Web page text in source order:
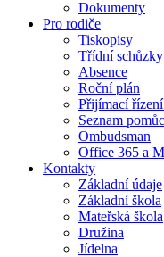
Dokumenty
Pro rodiče
Tiskopisy
Třídní schůzky
Absence
Roční plán
Přijímací řízení
Seznam
Ombudsman
Office 365 a
Kontakty
Základní údaje
Základní škola
Mateřská škola
Družina
Jídelna